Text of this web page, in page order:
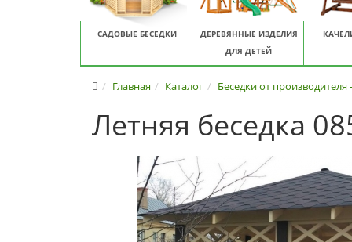
САДОВЫЕ БЕСЕДКИ
ДЕРЕВЯННЫЕ ИЗДЕЛИЯ
ДЛЯ ДЕТЕЙ
Главная Каталог Беседки от
Летняя беседка